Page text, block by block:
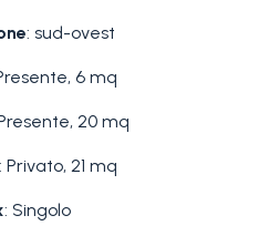
: sud-ovest
6 mq
20 mq
: Privato, 21 mq
: Singolo